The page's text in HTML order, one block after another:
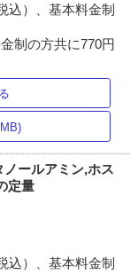
込）、基本料金制
制の方共に770円
ールアミン,ホス
定量
込）、基本料金制